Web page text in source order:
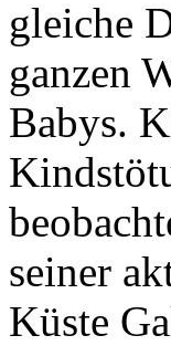
gleiche
ganzen
Babys.
seiner
Küste